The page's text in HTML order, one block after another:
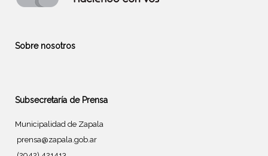
Sobre nosotros
Subsecretaría de Prensa
Municipalidad de Zapala
prensa@zapala.gob.ar